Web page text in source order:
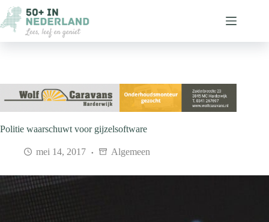
naar
de
inhoud
Politie waarschuwt voor gijzelsoftware
mei 14, 2017 Algemeen